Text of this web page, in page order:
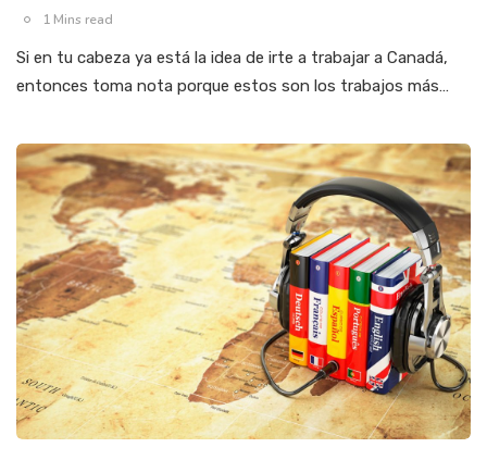
1 Mins read
Si en tu cabeza ya está la idea de irte a trabajar a Canadá,
entonces toma nota porque estos son los trabajos más…